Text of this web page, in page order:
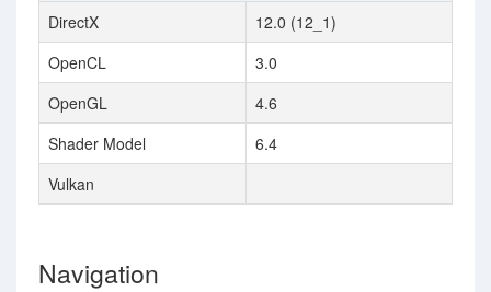
DirectX
12.0 (12_1)
OpenCL
3.0
OpenGL
4.6
Shader Model
6.4
Vulkan
Navigation